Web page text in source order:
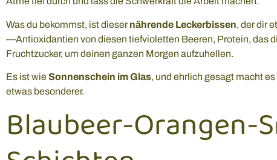
Was du bekommst, ist diesernährende Leckerbissen, der dir
—Antioxidantien von diesen tiefvioletten Beeren, Protein, das
Fruchtzucker, um deinen ganzen Morgen aufzuhellen.
Es ist wieSonnenschein im Glas, und ehrlich gesagt macht
etwas besonderer.
Blaubeer-Orangen-